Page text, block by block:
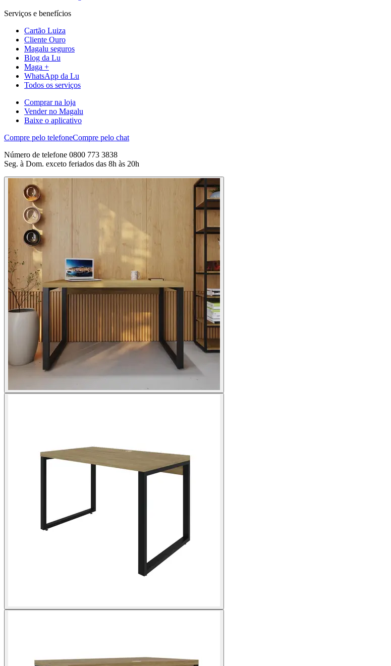
Serviços e benefícios
Cartão Luiza
Cliente Ouro
Magalu seguros
Blog da Lu
Maga +
WhatsApp da Lu
Todos os serviços
Comprar na loja
Vender no Magalu
Baixe o aplicativo
Compre pelo telefoneCompre pelo chat
Número de telefone 0800 773 3838
Seg. à Dom. exceto feriados das 8h às 20h